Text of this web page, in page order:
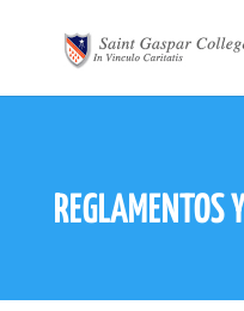
REGLAMENTOS